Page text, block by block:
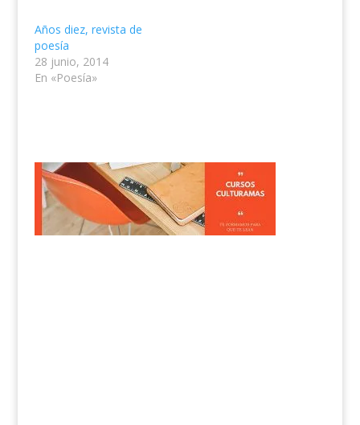
Años diez, revista de
poesía
28 junio, 2014
En «Poesía»